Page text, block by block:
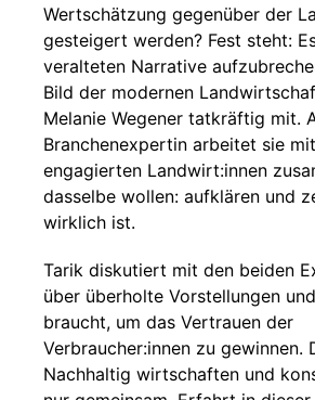
Wertschätzung gegenüber der
gesteigert werden? Fest steht:
veralteten Narrative
Bild der modernen
Melanie Wegener tatkräftig mit.
Branchenexpertin arbeitet sie
engagierten Landwirt:innen
dasselbe wollen: aufklären und
wirklich ist.
Tarik diskutiert mit den beiden
über überholte Vorstellungen
braucht, um das Vertrauen der
Verbraucher:innen zu gewinnen.
Nachhaltig wirtschaften und